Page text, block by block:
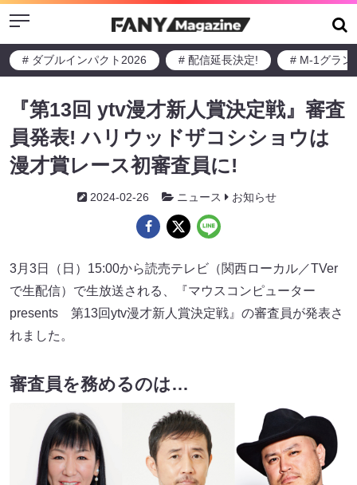
Menu
# ダブルインパクト2026 # 配信延長決定! # M-1グラン
『第13回 ytv漫才新人賞決定戦』審査
員発表! ハリウッドザコシショウは
漫才賞レース初審査員に!
2024-02-26 ニュース お知らせ
3月3日（日）15:00から読売テレビ（関西ローカル／TVer
で生配信）で生放送される、『マウスコンピューター
presents 第13回ytv漫才新人賞決定戦』の審査員が発表さ
れました。
審査員を務めるのは…